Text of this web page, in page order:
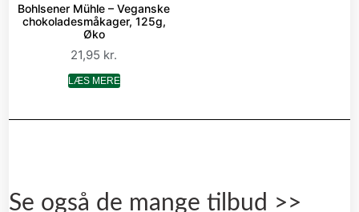
Bohlsener Mühle – Veganske
chokoladesmåkager, 125g,
Øko
21,95 kr.
LÆS MERE
Se også de mange tilbud >>